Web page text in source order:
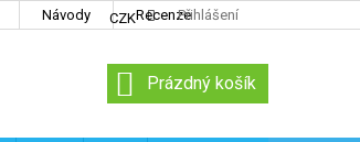
Návody Recenze
CZK Přihlášení
NÁKUPNÍ
KOŠÍK
Prázdný košík